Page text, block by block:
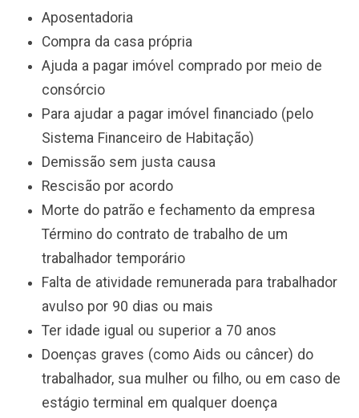
Aposentadoria
Compra da casa própria
Ajuda a pagar imóvel comprado por meio de
consórcio
Para ajudar a pagar imóvel financiado (pelo
Sistema Financeiro de Habitação)
Demissão sem justa causa
Rescisão por acordo
Morte do patrão e fechamento da empresa
Término do contrato de trabalho de um
trabalhador temporário
Falta de atividade remunerada para trabalhador
avulso por 90 dias ou mais
Ter idade igual ou superior a 70 anos
Doenças graves (como Aids ou câncer) do
trabalhador, sua mulher ou filho, ou em caso de
estágio terminal em qualquer doença